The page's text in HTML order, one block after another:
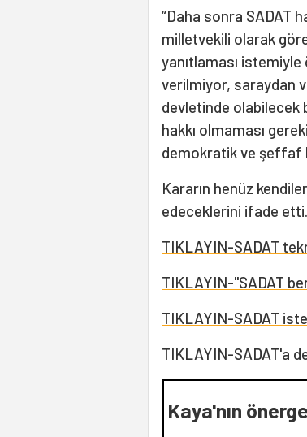
“Daha sonra SADAT
milletvekili olarak
yanıtlaması
verilmiyor, saraydan
devletinde olabilecek
hakkı olmaması
demokratik ve şeffaf
Kararın henüz
edeceklerini ifade etti.
TIKLAYIN-SADAT
TIKLAYIN-"SADAT
TIKLAYIN-SADAT
TIKLAYIN-SADAT'a
Kaya'nın